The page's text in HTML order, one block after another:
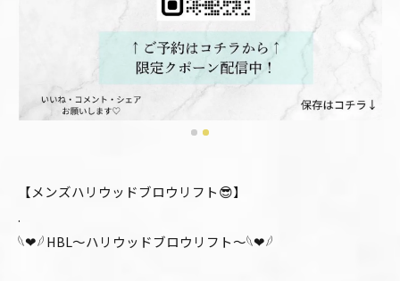
【メンズハリウッドブロウリフト😎】
.
𓆩❤︎𓆪 HBL〜ハリウッドブロウリフト〜𓆩❤︎𓆪